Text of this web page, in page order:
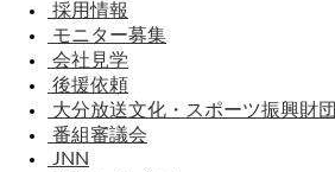
採用情報
モニター募集
会社見学
後援依頼
大分放送文化・スポーツ振興財団
番組審議会
JNN